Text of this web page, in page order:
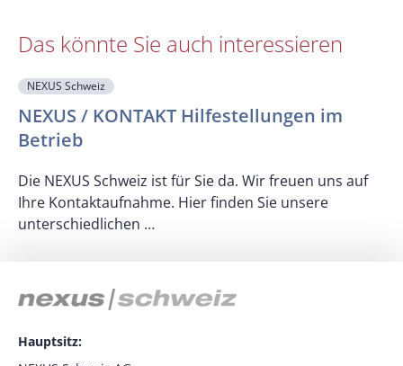
Das könnte Sie auch interessieren
NEXUS Schweiz
NEXUS / KONTAKT Hilfestellungen im
Betrieb
Die NEXUS Schweiz ist für Sie da. Wir freuen uns auf
Ihre Kontaktaufnahme. Hier finden Sie unsere
unterschiedlichen …
Hauptsitz: